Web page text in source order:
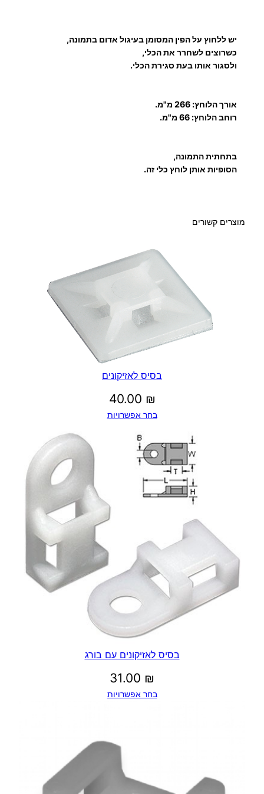
יש ללחוץ על הפין המסומן בעיגול אדום בתמונה,
כשרוצים לשחרר את הכלי,
ולסגור אותו בעת סגירת הכלי.
אורך הלוחץ:266 מ"מ.
רוחב הלוחץ: 66 מ"מ.
בתחתית התמונה,
הסופיות אותן לוחץ כלי זה.
מוצרים קשורים
בסיס לאזיקונים
40.00 ₪
בחר אפשרויות
בסיס לאזיקונים עם בורג
31.00 ₪
בחר אפשרויות